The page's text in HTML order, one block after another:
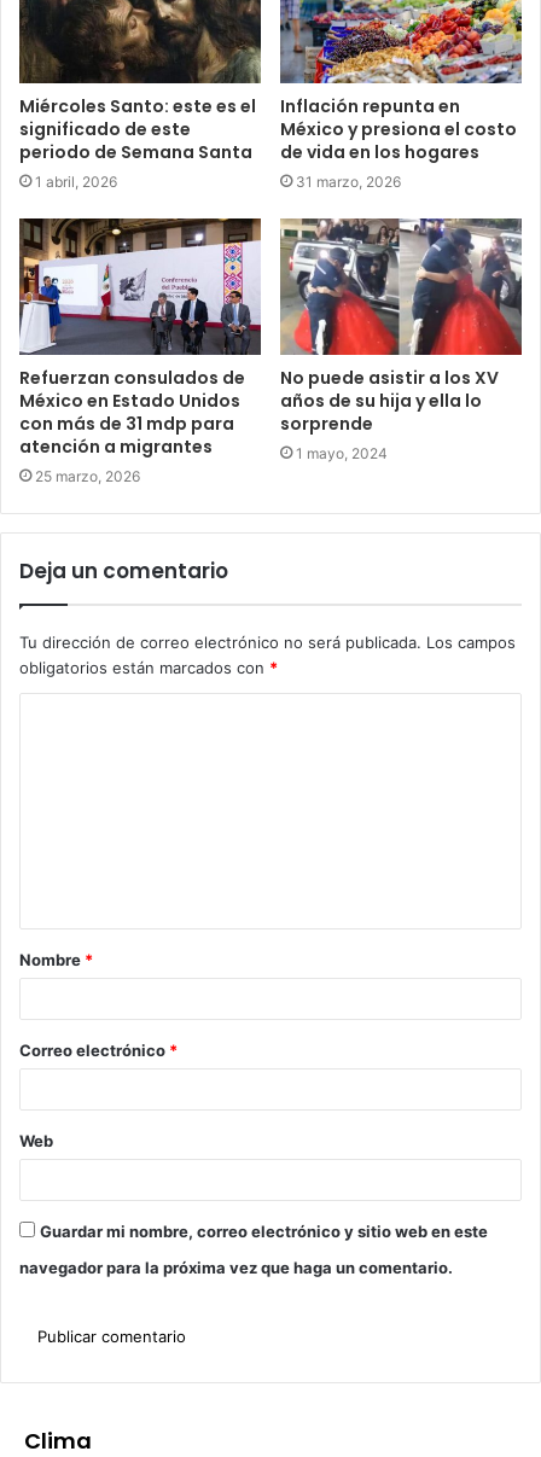
Miércoles Santo: este es el
significado de este
periodo de Semana Santa
1 abril, 2026
Inflación repunta en
México y presiona el costo
de vida en los hogares
31 marzo, 2026
Refuerzan consulados de
México en Estado Unidos
con más de 31 mdp para
atención a migrantes
25 marzo, 2026
No puede asistir a los XV
años de su hija y ella lo
sorprende
1 mayo, 2024
Deja un comentario
Tu dirección de correo electrónico no será publicada. Los campos
obligatorios están marcados con *
Nombre *
Correo electrónico *
Web
Guardar mi nombre, correo electrónico y sitio web en este
navegador para la próxima vez que haga un comentario.
Clima